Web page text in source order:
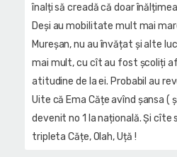
înalți să creadă că doar
Deși au mobilitate mult mai
Mureșan, nu au învățat și alte
mai mult, cu cît au fost școliți
atitudine de la ei. Probabil au
Uite că Ema Cățe avînd șansa (
devenit no 1 la națională. Și cîte
tripleta Cățe, Olah, Uță !